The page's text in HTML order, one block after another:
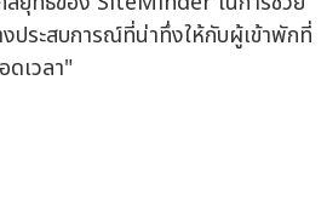
ประสบการณ์ที่น่าทึ่งให้กับผู้เข้าพักที่
ดเวลา"